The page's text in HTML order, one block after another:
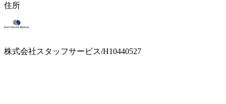
住所
株式会社スタッフサービス/H10440527